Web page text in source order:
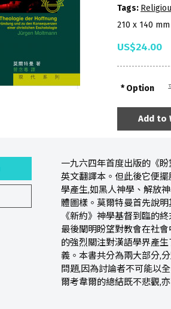
Tags:
210 x 140
US$24.00
Option
Add to
一九六四年首度出版的《
英文翻譯本。但此後它便
學產生,如黑人神學、解放
體圖樣。莫爾特曼首先說
《新約》神學基督到臨的
最後闡明盼望對教會在社
的強烈關注對漢語學界產
義。本書共分為兩大部分,
問題,因為討論者不可能以
爾考韋爾的總結既不悲觀,